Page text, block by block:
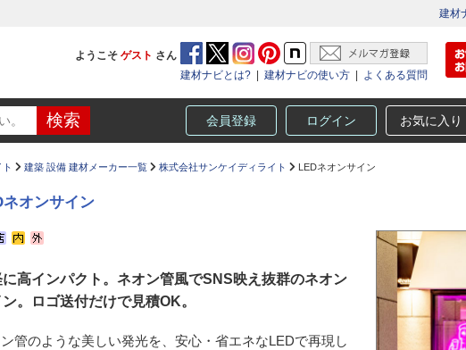
建材
ようこそ ゲスト さん
建材ナビとは?
建材ナビの使い方 よくある質問
会員登録 ログイン お気に入り
建築 設備 建材メーカー一覧 株式会社サンケイディライト LEDネオンサイン
ネオンサイン
高インパクト。ネオン管風でSNS映え抜群のネオン
。ロゴ送付だけで見積OK。
管のような美しい発光を、安心・省エネなLEDで再現し